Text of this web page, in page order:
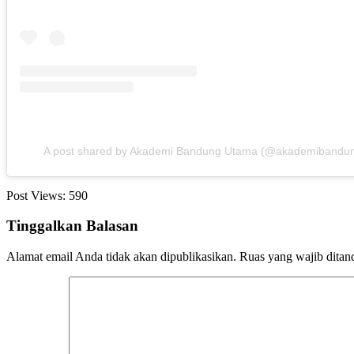
A post shared by Akademi Bandung Utama
Post Views: 590
Tinggalkan Balasan
Alamat email Anda tidak akan dipublikasikan. Ruas yang wajib